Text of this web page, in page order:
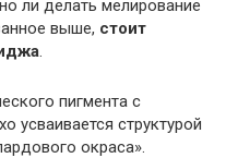
ли делать мелирование
выше, стоит
.
пигмента с
усваивается структурой
окраса».